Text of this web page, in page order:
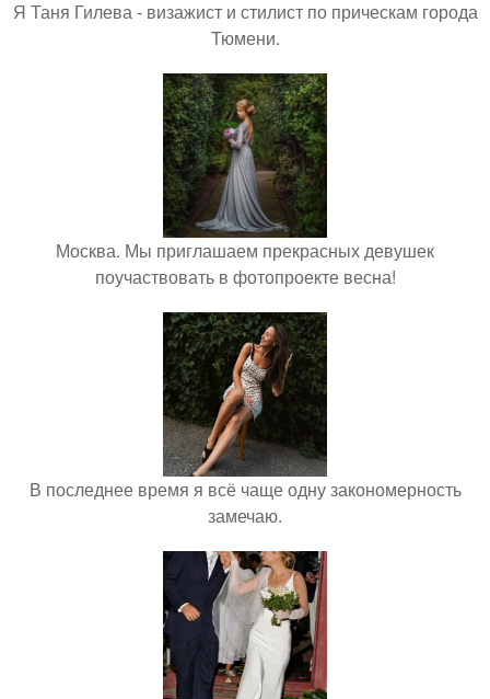
Я Таня Гилева - визажист и стилист по прическам города
Тюмени.
Москва. Мы приглашаем прекрасных девушек
поучаствовать в фотопроекте весна!
В последнее время я всё чаще одну закономерность
замечаю.